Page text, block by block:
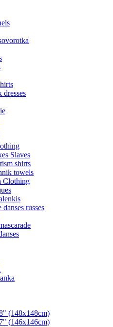
Slaves
shirts
towels
Clothing
danses russes
(148x148cm)
(146x146cm)